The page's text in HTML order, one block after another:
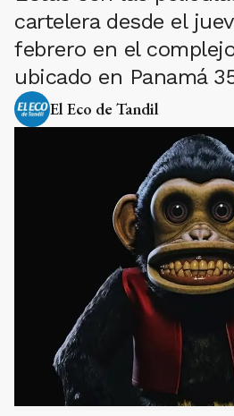
cartelera desde el
febrero en el
ubicado en Panamá
El Eco de Tandil